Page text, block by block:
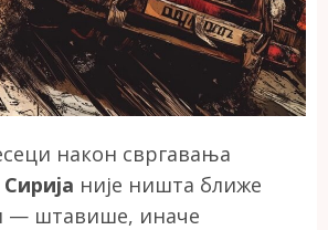
након свргавања
Сирија није ништа ближе
— штавише, иначе